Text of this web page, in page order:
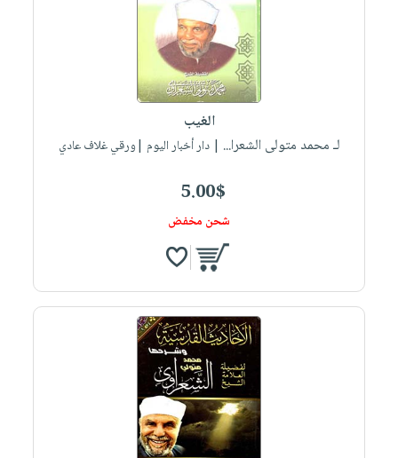
الغيب
لـ محمد متولى الشعرا... | دار أخبار اليوم |ورقي غلاف عادي
5.00$
شحن مخفض